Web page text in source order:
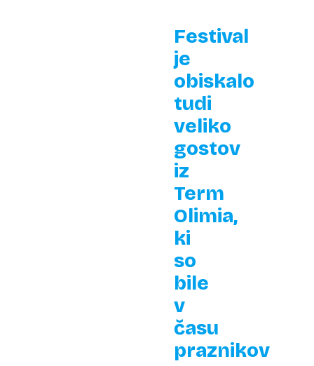
Festival
je
obiskalo
tudi
veliko
gostov
iz
Term
Olimia,
ki
so
bile
v
času
praznikov